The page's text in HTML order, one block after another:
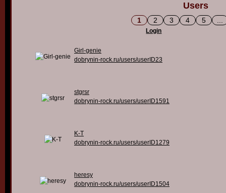
Users
1 2 3 4 5
Login
Girl-genie
dobrynin-rock.ru/users/userID23
stgrsr
dobrynin-rock.ru/users/userID1591
K-T
dobrynin-rock.ru/users/userID1279
heresy
dobrynin-rock.ru/users/userID1504